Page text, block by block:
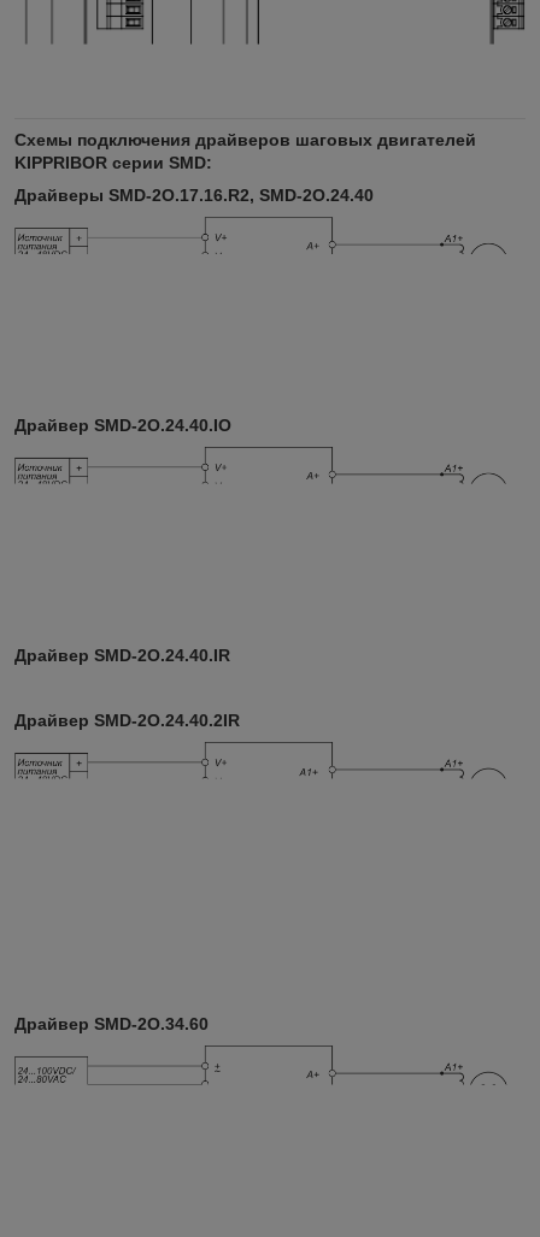
Схемы подключения драйверов шаговых двигателей
KIPPRIBOR серии SMD:
Драйверы SMD-2O.17.16.R2, SMD-2O.24.40
Драйвер SMD-2O.24.40.IO
Драйвер SMD-2O.24.40.IR
Драйвер SMD-2O.24.40.2IR
Драйвер SMD-2O.34.60